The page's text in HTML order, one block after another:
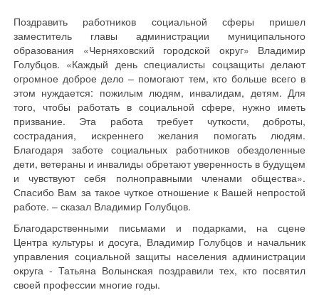
Поздравить работников социальной сферы пришел
заместитель главы администрации муниципального
образования «Черняховский городской округ» Владимир
Голубцов. «Каждый день специалисты соцзащиты делают
огромное доброе дело – помогают тем, кто больше всего в
этом нуждается: пожилым людям, инвалидам, детям. Для
того, чтобы работать в социальной сфере, нужно иметь
призвание. Эта работа требует чуткости, доброты,
сострадания, искреннего желания помогать людям.
Благодаря заботе социальных работников обездоленные
дети, ветераны и инвалиды обретают уверенность в будущем
и чувствуют себя полноправными членами общества».
Спасибо Вам за такое чуткое отношение к Вашей непростой
работе. – сказал Владимир Голубцов.
Благодарственными письмами и подарками, на сцене
Центра культуры и досуга, Владимир Голубцов и начальник
управления социальной защиты населения администрации
округа - Татьяна Волынская поздравили тех, кто посвятил
своей профессии многие годы.